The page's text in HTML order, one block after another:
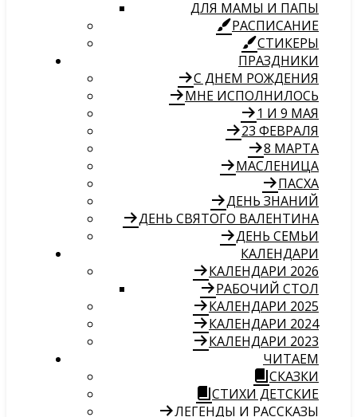
ДЛЯ МАМЫ И ПАПЫ
РАСПИСАНИЕ
СТИКЕРЫ
ПРАЗДНИКИ
С ДНЕМ РОЖДЕНИЯ
МНЕ ИСПОЛНИЛОСЬ
1 И 9 МАЯ
23 ФЕВРАЛЯ
8 МАРТА
МАСЛЕНИЦА
ПАСХА
ДЕНЬ ЗНАНИЙ
ДЕНЬ СВЯТОГО ВАЛЕНТИНА
ДЕНЬ СЕМЬИ
КАЛЕНДАРИ
КАЛЕНДАРИ 2026
РАБОЧИЙ СТОЛ
КАЛЕНДАРИ 2025
КАЛЕНДАРИ 2024
КАЛЕНДАРИ 2023
ЧИТАЕМ
СКАЗКИ
СТИХИ ДЕТСКИЕ
ЛЕГЕНДЫ И РАССКАЗЫ